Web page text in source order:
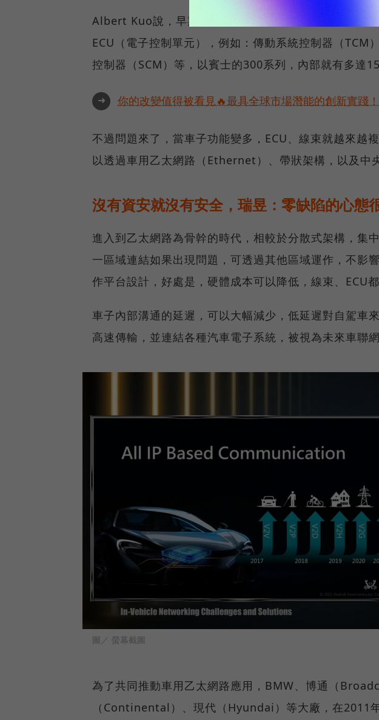
Albert Kuo說，早期的車子，車用架構都是點對點的連
ECU（電子控制單元），例如：傳動系統控制器（TCM
控制器（SCM）等，以賓士的300系列，內部就有多達
➜ 你的改變值得被看見🔥最具全球市場潛能的創新實踐
不過問題來了，當車子功能變多，ECU、線束就越來
以透過車用乙太網路（Ethernet）、帶狀架構，以及中
沒有資安就沒有安全，瑞昱：零缺陷的心態
進入到乙太網路為骨幹的時代，相較於分散式架構，集
一區域連結如果出現問題，可透過其他區域運作，不影
作平台設計，好處是，硬體成本可以降低，線束、ECU都
車子內部溝通的延遲，可以大幅減少，低延遲對自駕車
高速傳輸，並連結各種汽車電子系統，被視為未來車聯網
圖／ 螢幕截圖
為了共同推動車用乙太網路應用，BMW、博通（
（Continental）、現代（Hyundai）等大廠，在2011